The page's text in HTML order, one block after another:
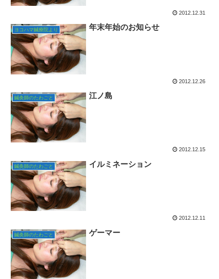
2012.12.31
ヨコハマ鍼療院より 年末年始のお知らせ
2012.12.26
鍼灸師のたわごと 江ノ島
2012.12.15
鍼灸師のたわごと イルミネーション
2012.12.11
鍼灸師のたわごと ゲーマー